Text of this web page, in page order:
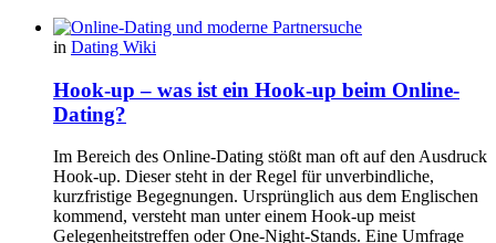
in Dating Wiki
Hook-up – was ist ein Hook-up beim Online-
Dating?
Im Bereich des Online-Dating stößt man oft auf den Ausdruck
Hook-up. Dieser steht in der Regel für unverbindliche,
kurzfristige Begegnungen. Ursprünglich aus dem Englischen
kommend, versteht man unter einem Hook-up meist
Gelegenheitstreffen oder One-Night-Stands. Eine Umfrage